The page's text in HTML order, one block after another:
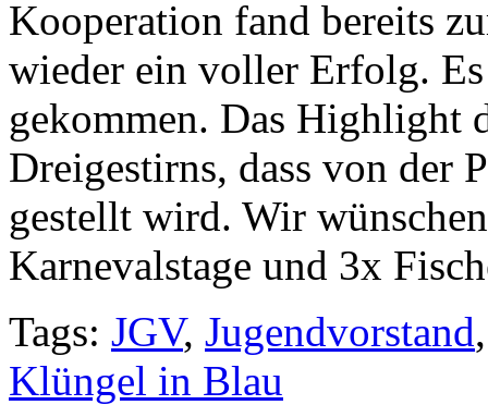
Kooperation fand bereits
wieder ein voller Erfolg.
gekommen. Das Highlight
Dreigestirns, dass von der
gestellt wird. Wir
Karnevalstage und 3x
Tags: JGV, Jugendvorstand
Klüngel in Blau